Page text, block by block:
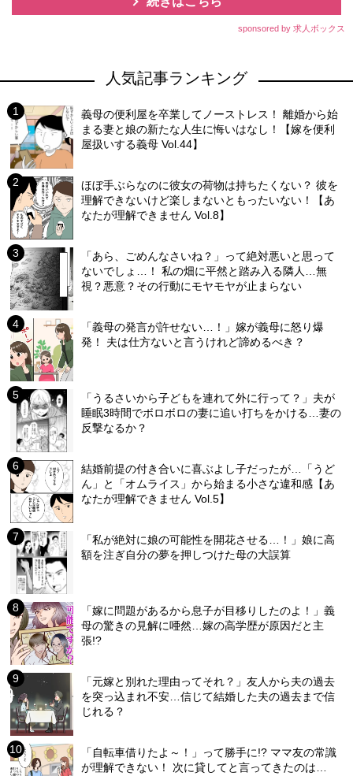
sponsored by 求人ボックス
人気記事ランキング
義母の便利屋を卒業してノーストレス！ 離婚から始
まる妻と娘の新たな人生に悔いはなし！【嫁を便利
屋扱いする義母 Vol.44】
ほぼ手ぶらなのに彼女の荷物は持ちたくない？ 彼を
理解できないけど楽しまないともったいない！【あ
なたが理解できません Vol.8】
「あら、ごめんなさいね？」って絶対悪いと思って
ないでしょ…！ 私の畑に平然と踏み入る隣人…無
視？悪意？その行動にモヤモヤが止まらない
「義母の発言が許せない…！」嫁が義母に怒り爆
発！ 夫は仕方ないと言うけれど諦めるべき？
「うるさいから子どもを連れて外に行って？」夫が
睡眠3時間でボロボロの妻に追い打ちをかける…妻の
反撃なるか？
結婚前提の付き合いに喜ぶよし子だったが…「うど
ん」と「オムライス」から始まる小さな違和感【あ
なたが理解できません Vol.5】
「私が絶対に娘の可能性を開花させる…！」娘に高
額を注ぎ自分の夢を押しつけた母の大誤算
「嫁に問題があるから息子が目移りしたのよ！」義
母の驚きの見解に唖然…嫁の高学歴が原因だと主
張!?
「元嫁と別れた理由ってそれ？」友人から夫の過去
を突っ込まれ不安…信じて結婚した夫の過去まで信
じれる？
「自転車借りたよ～！」って勝手に!? ママ友の常識
が理解できない！ 次に貸してと言ってきたのは…